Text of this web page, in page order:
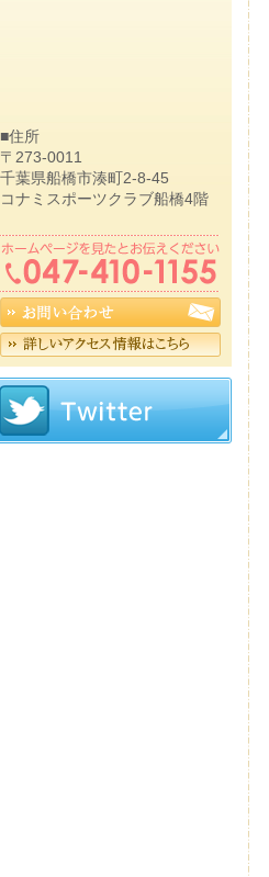
■住所
〒273-0011
千葉県船橋市湊町2-8-45
コナミスポーツクラブ船橋4階